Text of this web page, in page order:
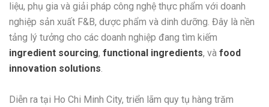
liệu, phụ gia và giải pháp công nghệ thực phẩm với doanh
nghiệp sản xuất F&B, dược phẩm và dinh dưỡng. Đây là nền
tảng lý tưởng cho các doanh nghiệp đang tìm kiếm
ingredient sourcing, functional ingredients, và food
innovation solutions.
Diễn ra tại Ho Chi Minh City, triển lãm quy tụ hàng trăm